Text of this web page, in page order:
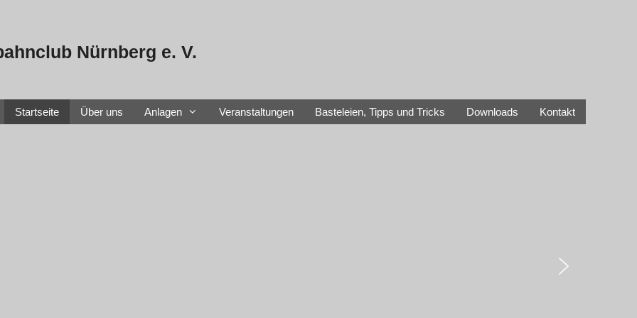
Nürnberg e. V.
Startseite Über uns Anlagen Veranstaltungen Basteleien, Tipps und Tricks Downloads Kontakt